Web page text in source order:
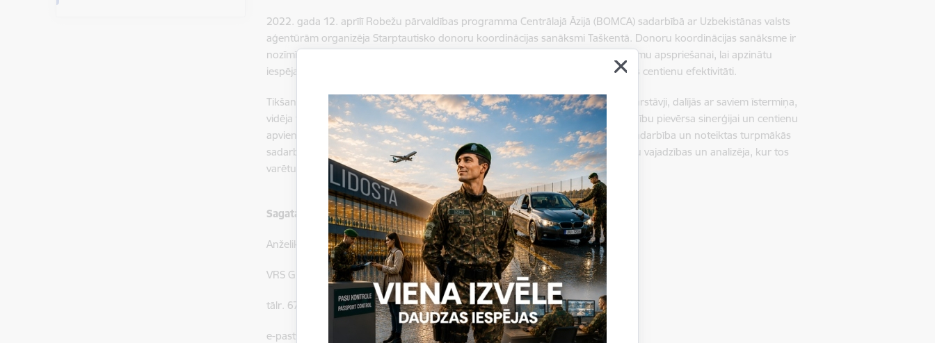
2022. gada 12. aprīlī Robežu pārvaldības programma Centrālajā Āzijā (BOMCA) sadarbībā ar Uzbekistānas valsts
aģentūrām organizēja Starptautisko donoru koordinācijas sanāksmi Taškentā. Donoru koordinācijas sanāksme ir
nozīmīga platforma programmas ietvaros īstenoto aktivitāšu un aktuālo jautājumu apspriešanai, lai apzinātu
iespējamās sinerģijas un maksimāli palielinātu starptautiskās palīdzības un valsts centienu efektivitāti.
Tikšanās laikā dalībnieki, tostarp starptautisko, donoru un valsts organizāciju pārstāvji, dalījās ar saviem īstermiņa,
vidēja termiņa un ilgtermiņa attīstības plāniem. Ieinteresētās puses īpašu uzmanību pievērsa sinerģijai un centienu
apvienošanai attiecīgā gadījumā, kā rezultātā tika plānota konkrēta tematiska sadarbība un noteiktas turpmākās
sadarbības jomas. Tāpat BOMCA programma un partneri ņēma vērā beneficiāru vajadzības un analizēja, kur tos
varētu iekļaut pašreizējā īstenošanā.
Sagatavoja:
Anželika Alika
VRS GP SSP Starptautiskās sadarbības un protokola nodaļa
tālr. 67913535
e-pasts: Anzelika.Alika@rs.gov.lv